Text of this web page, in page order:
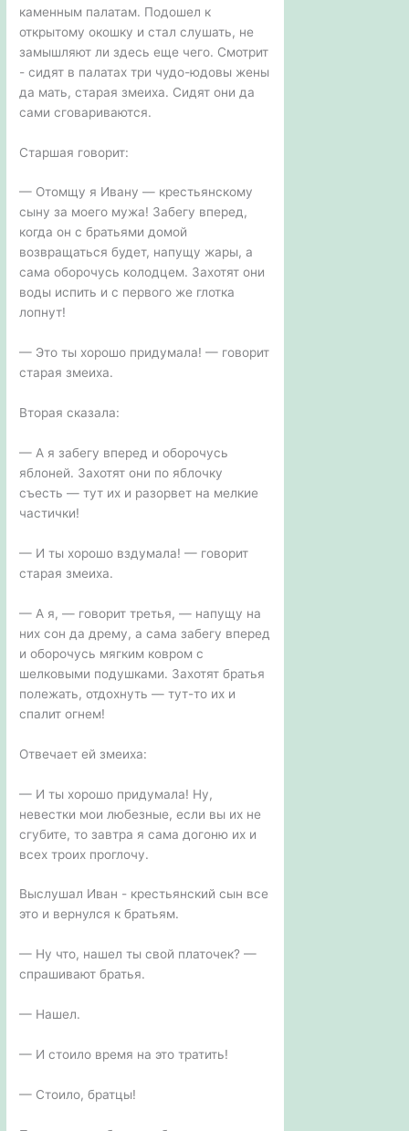
каменным палатам. Подошел к
открытому окошку и стал слушать, не
замышляют ли здесь еще чего. Смотрит
- сидят в палатах три чудо-юдовы жены
да мать, старая змеиха. Сидят они да
сами сговариваются.
Старшая говорит:
— Отомщу я Ивану — крестьянскому
сыну за моего мужа! Забегу вперед,
когда он с братьями домой
возвращаться будет, напущу жары, а
сама оборочусь колодцем. Захотят они
воды испить и с первого же глотка
лопнут!
— Это ты хорошо придумала! — говорит
старая змеиха.
Вторая сказала:
— А я забегу вперед и оборочусь
яблоней. Захотят они по яблочку
съесть — тут их и разорвет на мелкие
частички!
— И ты хорошо вздумала! — говорит
старая змеиха.
— А я, — говорит третья, — напущу на
них сон да дрему, а сама забегу вперед
и оборочусь мягким ковром с
шелковыми подушками. Захотят братья
полежать, отдохнуть — тут-то их и
спалит огнем!
Отвечает ей змеиха:
— И ты хорошо придумала! Ну,
невестки мои любезные, если вы их не
сгубите, то завтра я сама догоню их и
всех троих проглочу.
Выслушал Иван - крестьянский сын все
это и вернулся к братьям.
— Ну что, нашел ты свой платочек? —
спрашивают братья.
— Нашел.
— И стоило время на это тратить!
— Стоило, братцы!